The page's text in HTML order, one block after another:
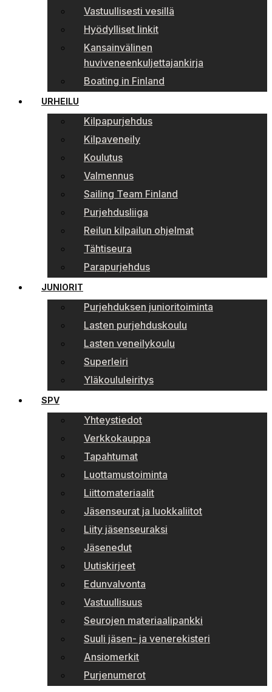
Vastuullisesti vesillä
Hyödylliset linkit
Kansainvälinen
huviveneenkuljettajankirja
Boating in Finland
URHEILU
Kilpapurjehdus
Kilpaveneily
Koulutus
Valmennus
Sailing Team Finland
Purjehdusliiga
Reilun kilpailun ohjelmat
Tähtiseura
Parapurjehdus
JUNIORIT
Purjehduksen junioritoiminta
Lasten purjehduskoulu
Lasten veneilykoulu
Superleiri
Yläkoululeiritys
SPV
Yhteystiedot
Verkkokauppa
Tapahtumat
Luottamustoiminta
Liittomateriaalit
Jäsenseurat ja luokkaliitot
Liity jäsenseuraksi
Jäsenedut
Uutiskirjeet
Edunvalvonta
Vastuullisuus
Seurojen materiaalipankki
Suuli jäsen- ja venerekisteri
Ansiomerkit
Purjenumerot